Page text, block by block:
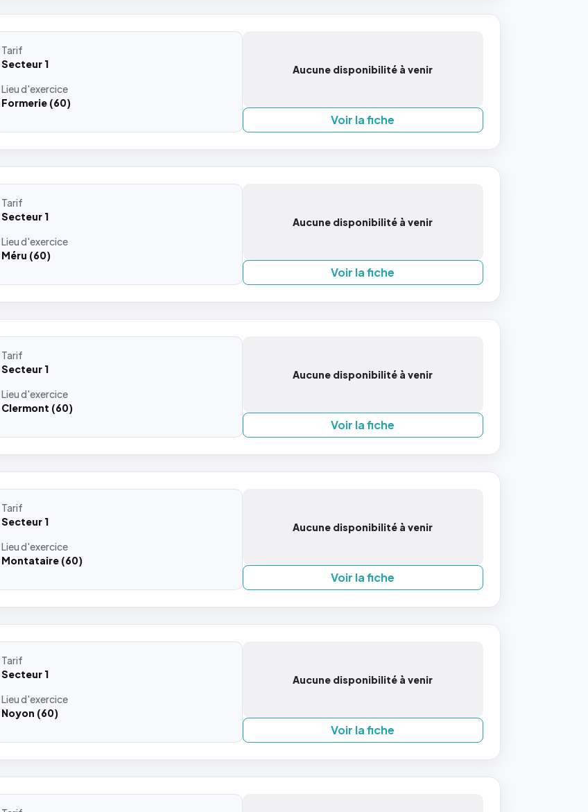
Tarif
Secteur 1
Lieud'exercice
Formerie (60)
Aucune disponibilité à venir
Voir la fiche
Tarif
Secteur 1
Lieud'exercice
Méru (60)
Aucune disponibilité à venir
Voir la fiche
Tarif
Secteur 1
Lieud'exercice
Clermont (60)
Aucune disponibilité à venir
Voir la fiche
Tarif
Secteur 1
Lieud'exercice
Montataire (60)
Aucune disponibilité à venir
Voir la fiche
Tarif
Secteur 1
Lieud'exercice
Noyon (60)
Aucune disponibilité à venir
Voir la fiche